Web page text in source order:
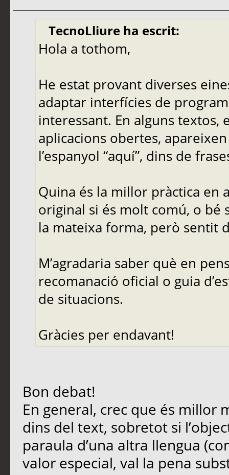
TecnoLliure ha escrit:
Hola a tothom,
He estat provant diverses
adaptar interfícies de
interessant. En alguns
aplicacions obertes,
l’espanyol “aquí”, dins de
Quina és la millor pràctica en
original si és molt comú, o
la mateixa forma, però sentit
M’agradaria saber què en
recomanació oficial o guia
de situacions.
Gràcies per endavant!
Bon debat!
En general, crec que és millor
dins del text, sobretot si
paraula d’una altra llengua
valor especial, val la pena